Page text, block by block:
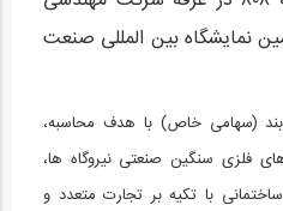
سازه صنعت بادبند - بازدید...
فیلم نکات مربوط به طراحی...
نمایشگاه بین المللی صنعت
(سهامی خاص) با هدف محاسبه،
فلزی سنگین صنعتی نیروگاه ها،
با تکیه بر تجارت متعدد و